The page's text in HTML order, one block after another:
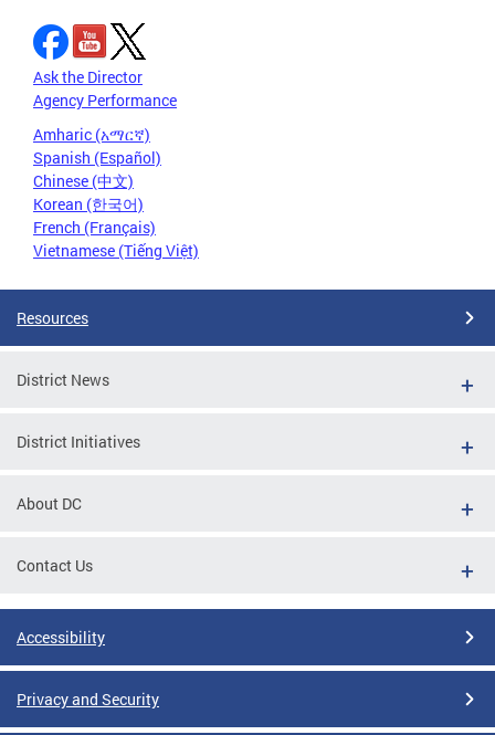
Ask the Director
Agency Performance
Amharic (አማርኛ)
Spanish (Español)
Chinese (中文)
Korean (한국어)
French (Français)
Vietnamese (Tiếng Việt)
Resources
District News
District Initiatives
About DC
Contact Us
Accessibility
Privacy and Security